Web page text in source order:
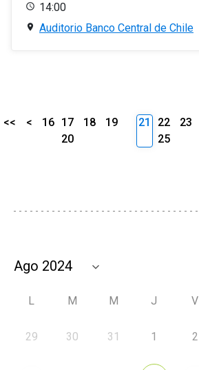
14:00
Auditorio Banco Central de Chile
<< < 16 17 18
19
20
21 22 23
25
L M M J V
29 30 31 1 2